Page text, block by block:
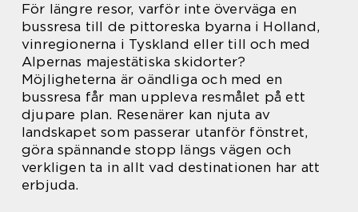
För längre resor, varför inte överväga en
bussresa till de pittoreska byarna i Holland,
vinregionerna i Tyskland eller till och med
Alpernas majestätiska skidorter?
Möjligheterna är oändliga och med en
bussresa får man uppleva resmålet på ett
djupare plan. Resenärer kan njuta av
landskapet som passerar utanför fönstret,
göra spännande stopp längs vägen och
verkligen ta in allt vad destinationen har att
erbjuda.